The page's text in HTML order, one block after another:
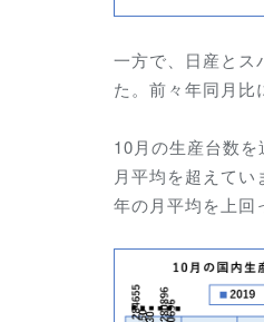
一方で、日産とス
た。前々年同月比
10月の生産台数
月平均を超えて
年の月平均を上回